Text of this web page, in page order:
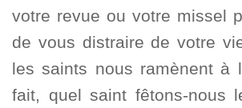
votre revue ou votre missel
de vous distraire de votre
les saints nous ramènent à
fait, quel saint fêtons-nous